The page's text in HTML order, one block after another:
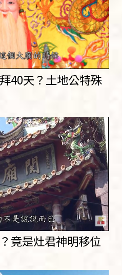
40天？土地公特殊
竟是灶君神明移位